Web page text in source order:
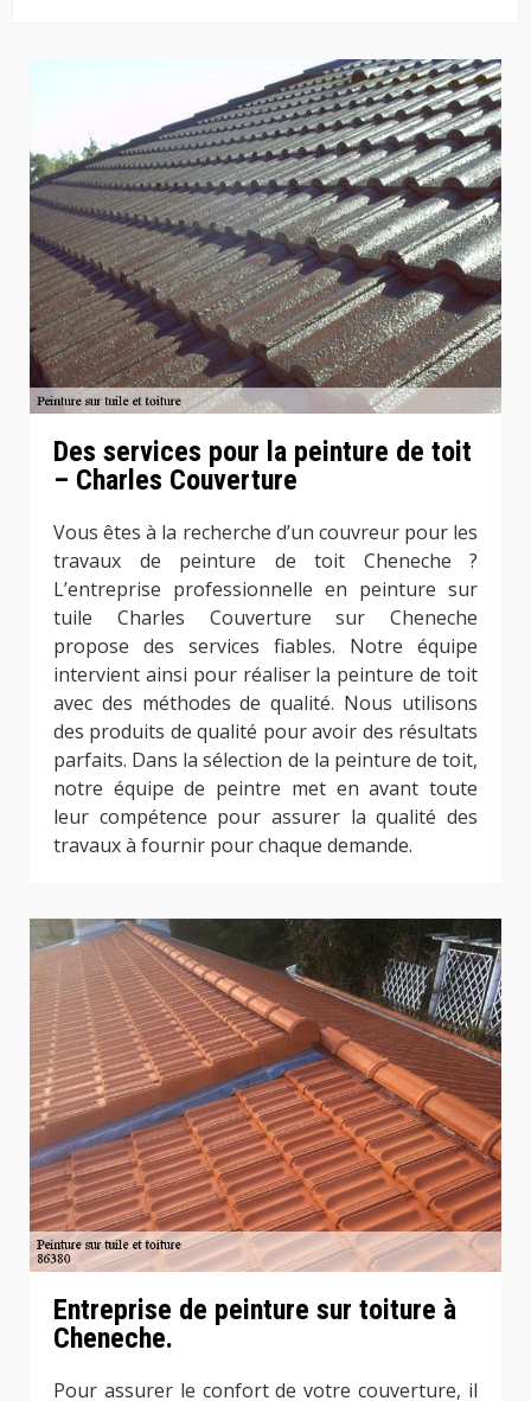
Des services pour la peinture de toit
– Charles Couverture
Vous êtes à la recherche d’un couvreur pour les
travaux de peinture de toit Cheneche ?
L’entreprise professionnelle en peinture sur
tuile Charles Couverture sur Cheneche
propose des services fiables. Notre équipe
intervient ainsi pour réaliser la peinture de toit
avec des méthodes de qualité. Nous utilisons
des produits de qualité pour avoir des résultats
parfaits. Dans la sélection de la peinture de toit,
notre équipe de peintre met en avant toute
leur compétence pour assurer la qualité des
travaux à fournir pour chaque demande.
Entreprise de peinture sur toiture à
Cheneche.
Pour assurer le confort de votre couverture, il